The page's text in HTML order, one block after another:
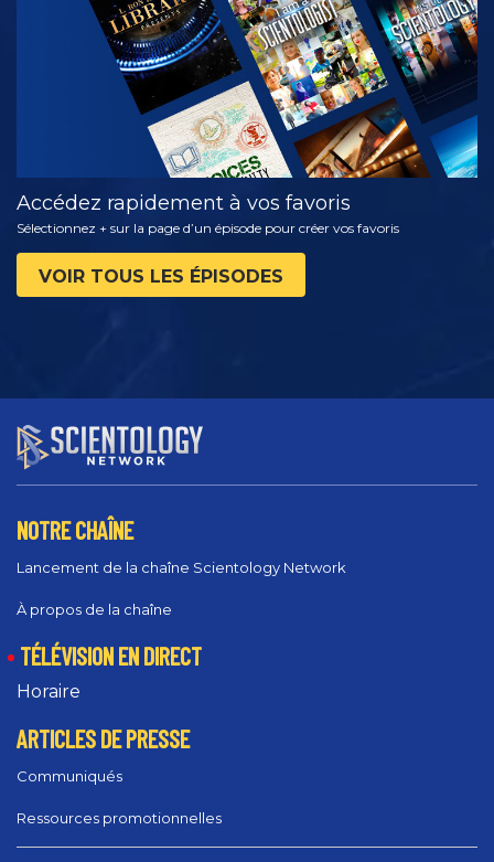
LES SÉRIES
Accédez rapidement à vos favoris
Sélectionnez + sur la page d’un épisode pour créer vos favoris
VOIR TOUS LES ÉPISODES
NOTRE CHAÎNE
Lancement de la chaîne Scientology Network
À propos de la chaîne
TÉLÉVISION EN DIRECT
Horaire
ARTICLES DE PRESSE
Communiqués
Ressources promotionnelles